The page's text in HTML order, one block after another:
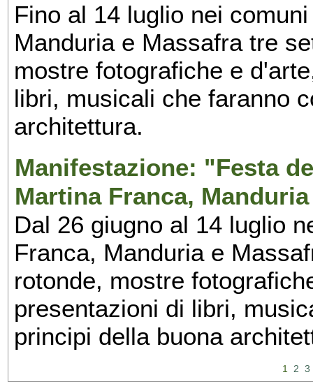
Fino al 14 luglio nei
Manduria e Massafra tre
mostre fotografiche e
libri, musicali che faranno
architettura.
Manifestazione: "Festa
Martina Franca,
Dal 26 giugno al 14 luglio
Franca, Manduria e
rotonde, mostre
presentazioni di libri,
principi della buona
1 2 3